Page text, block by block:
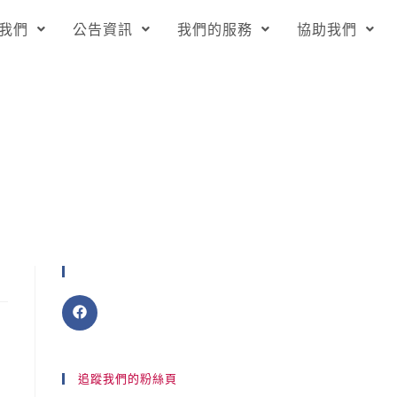
們 公告資訊 我們的服務 協助我們
追蹤我們的粉絲頁